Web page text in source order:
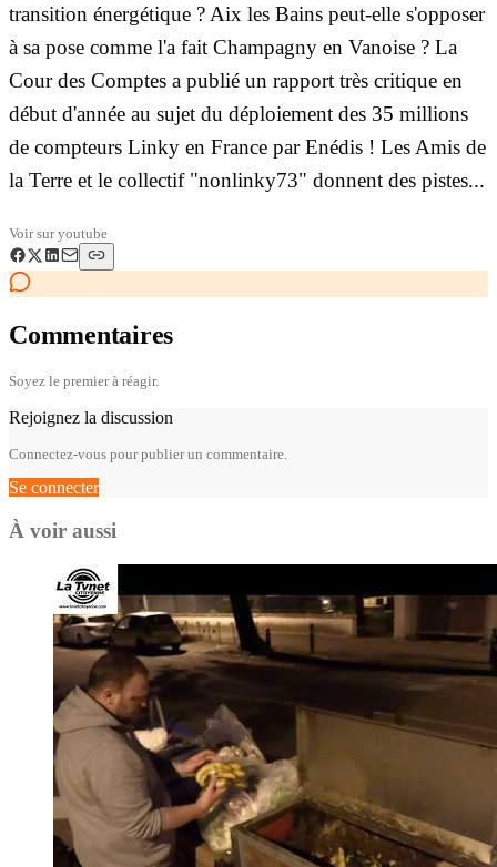
transition énergétique ? Aix les Bains peut-elle s'opposer
à sa pose comme l'a fait Champagny en Vanoise ? La
Cour des Comptes a publié un rapport très critique en
début d'année au sujet du déploiement des 35 millions
de compteurs Linky en France par Enédis ! Les Amis de
la Terre et le collectif "nonlinky73" donnent des pistes...
Voir suryoutube
Commentaires
Soyez le premier à réagir.
Rejoignez la discussion
Connectez-vous pour publier un commentaire.
Se connecter
À voir aussi